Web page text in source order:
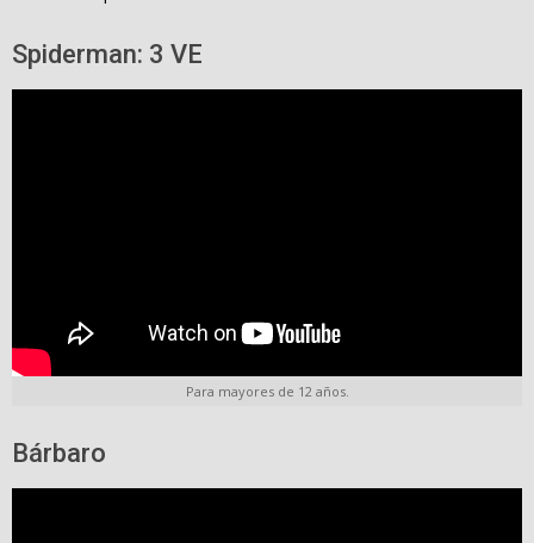
Spiderman: 3 VE
Para mayores de 12 años.
Bárbaro